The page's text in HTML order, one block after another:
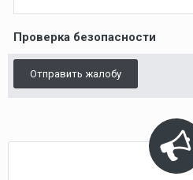
Проверка безопасности
Отправить жалобу